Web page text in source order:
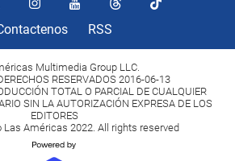
RSS
Multimedia Group LLC.
RESERVADOS 2016-06-13
TOTAL O PARCIAL DE CUALQUIER
SIN LA AUTORIZACIÓN EXPRESA DE LOS
EDITORES
Las Américas 2022. All rights reserved